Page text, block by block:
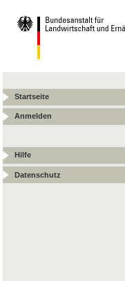
Startseite
Anmelden
Hilfe
Datenschutz